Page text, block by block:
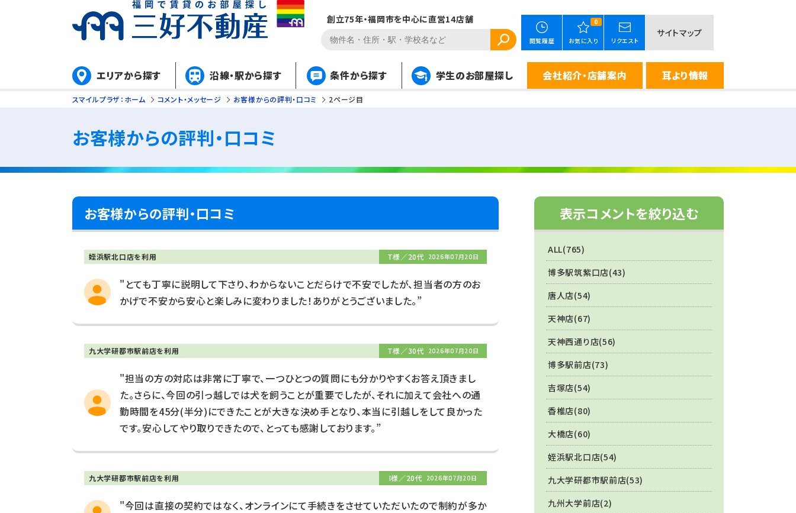
創立75年・福岡市を中心に直営14店舗
閲覧履歴
0
お気に入り リクエスト
サイトマップ
エリアから探す 沿線・駅から探す 条件から探す 学生のお部屋探し 会社紹介・店舗案内 耳より情報
スマイルプラザ：ホーム コメント・メッセージ お客様からの評判・口コミ 2ページ目
お客様からの評判・口コミ
お客様からの評判・口コミ
姪浜駅北口店を利用 T様／20代 2026年07月20日
"とても丁寧に説明して下さり、わからないことだらけで不安でしたが、担当者の方のお
かげで不安から安心と楽しみに変わりました！ありがとうございました。”
九大学研都市駅前店を利用 T様／30代 2026年07月20日
"担当の方の対応は非常に丁寧で、一つひとつの質問にも分かりやすくお答え頂きまし
た。さらに、今回の引っ越しでは犬を飼うことが重要でしたが、それに加えて会社への通
勤時間を45分(半分)にできたことが大きな決め手となり、本当に引越しをして良かった
です。安心してやり取りできたので、とっても感謝しております。”
九大学研都市駅前店を利用 I様／20代 2026年07月20日
"今回は直接の契約ではなく、オンラインにて手続きをさせていただいたので制約が多か
表示コメントを絞り込む
ALL(765)
博多駅筑紫口店(43)
唐人店(54)
天神店(67)
天神西通り店(56)
博多駅前店(73)
吉塚店(54)
香椎店(80)
大橋店(60)
姪浜駅北口店(54)
九大学研都市駅前店(53)
九州大学前店(2)